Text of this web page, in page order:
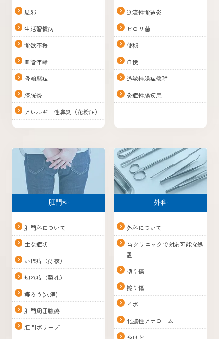
風邪
生活習慣病
食欲不振
血管年齢
骨粗鬆症
膀胱炎
アレルギー性鼻炎（花粉症）
逆流性食道炎
ピロリ菌
便秘
血便
過敏性腸症候群
炎症性腸疾患
肛門科
肛門科について
主な症状
いぼ痔（痔核）
切れ痔（裂孔）
痔ろう(穴痔)
肛門周囲膿瘍
肛門ポリープ
外科
外科について
当クリニックで対応可能な処
置
切り傷
擦り傷
イボ
化膿性アテローム
やけど